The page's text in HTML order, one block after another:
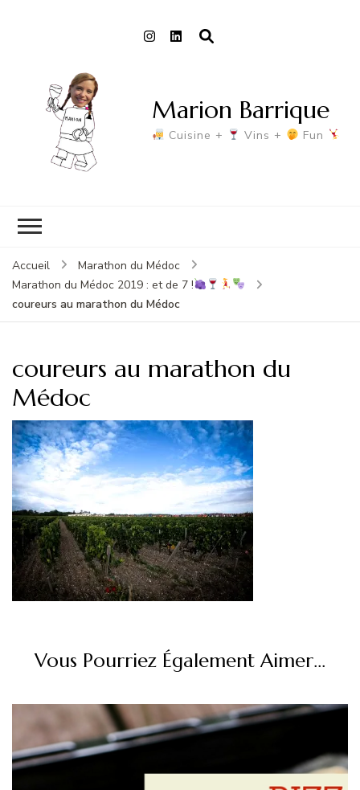
Marion Barrique
Cuisine + Vins + Fun
Accueil
Marathon du Médoc
Marathon du Médoc 2019 : et de 7 !
coureurs au marathon du Médoc
coureurs au marathon du
Médoc
Vous Pourriez Également Aimer...